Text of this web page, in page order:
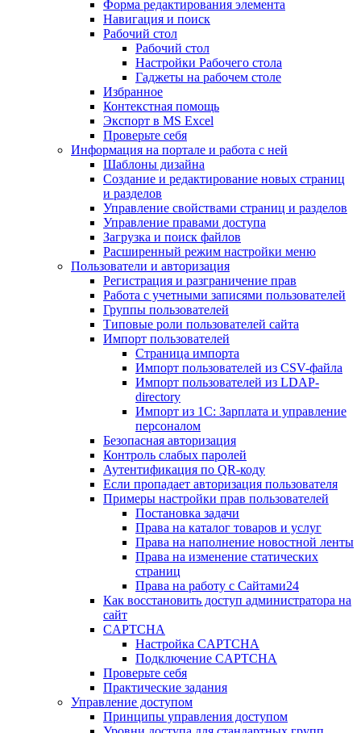
Форма редактирования элемента
Навигация и поиск
Рабочий стол
Рабочий стол
Настройки Рабочего стола
Гаджеты на рабочем столе
Избранное
Контекстная помощь
Экспорт в MS Excel
Проверьте себя
Информация на портале и работа с ней
Шаблоны дизайна
Создание и редактирование новых страниц
и разделов
Управление свойствами страниц и разделов
Управление правами доступа
Загрузка и поиск файлов
Расширенный режим настройки меню
Пользователи и авторизация
Регистрация и разграничение прав
Работа с учетными записями пользователей
Группы пользователей
Типовые роли пользователей сайта
Импорт пользователей
Страница импорта
Импорт пользователей из CSV-файла
Импорт пользователей из LDAP-
directory
Импорт из 1С: Зарплата и управление
персоналом
Безопасная авторизация
Контроль слабых паролей
Аутентификация по QR-коду
Если пропадает авторизация пользователя
Примеры настройки прав пользователей
Постановка задачи
Права на каталог товаров и услуг
Права на наполнение новостной ленты
Права на изменение статических
страниц
Права на работу с Сайтами24
Как восстановить доступ администратора на
сайт
CAPTCHA
Настройка CAPTCHA
Подключение CAPTCHA
Проверьте себя
Практические задания
Управление доступом
Принципы управления доступом